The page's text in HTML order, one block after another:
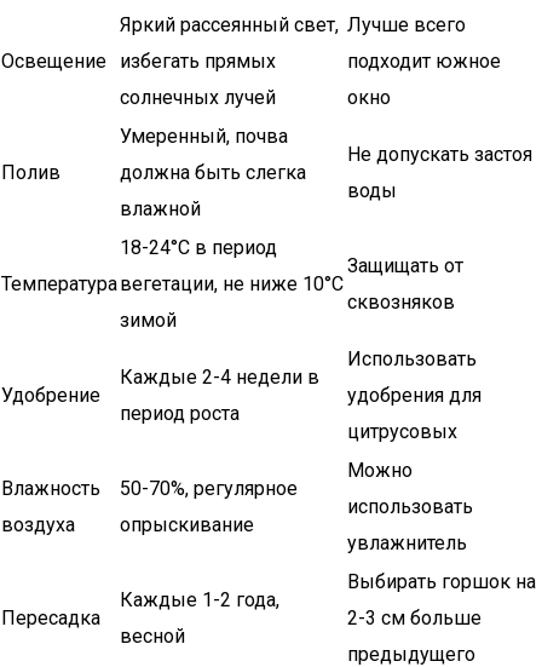
Освещение
Яркий рассеянный свет,
избегать прямых
солнечных лучей
Лучше всего
подходит южное
окно
Полив
Умеренный, почва
должна быть слегка
влажной
Не допускать застоя
воды
Температура
18-24°C в период
вегетации, не ниже 10°C
зимой
Защищать от
сквозняков
Удобрение
Каждые 2-4 недели в
период роста
Использовать
удобрения для
цитрусовых
Влажность
воздуха
50-70%, регулярное
опрыскивание
Можно
использовать
увлажнитель
Пересадка
Каждые 1-2 года,
весной
Выбирать горшок на
2-3 см больше
предыдущего